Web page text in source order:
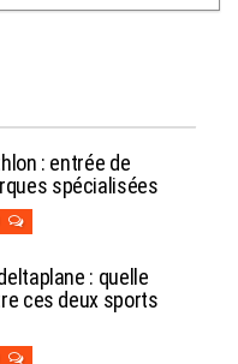
: entrée de
spécialisées
: quelle
ces deux sports